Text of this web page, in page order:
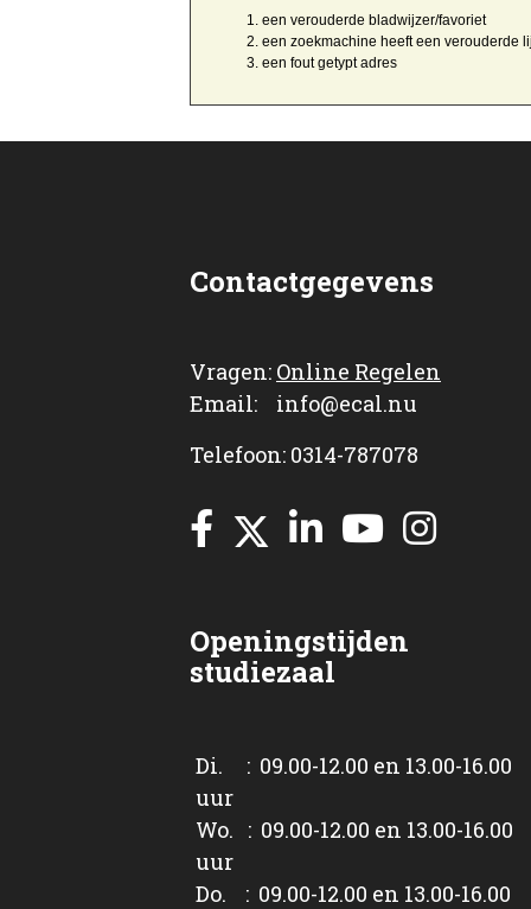
een verouderde bladwijzer/favoriet
een zoekmachine heeft een verouderde
een fout getyptadres
Contactgegevens
Vragen: Online Regelen
Email: info@ecal.nu
Telefoon: 0314-787078
Openingstijden
studiezaal
Di. : 09.00-12.00 en 13.00-16.00
uur
Wo. : 09.00-12.00 en 13.00-16.00
uur
Do. : 09.00-12.00 en 13.00-16.00